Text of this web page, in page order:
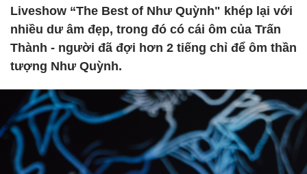
Liveshow “The Best of Như Quỳnh" khép lại với
nhiều dư âm đẹp, trong đó có cái ôm của Trấn
Thành - người đã đợi hơn 2 tiếng chỉ để ôm thần
tượng Như Quỳnh.